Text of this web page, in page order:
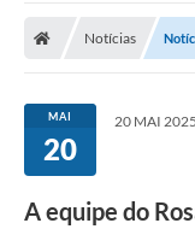
Notícias
MAI
20
20 MAI 2025
A equipe do